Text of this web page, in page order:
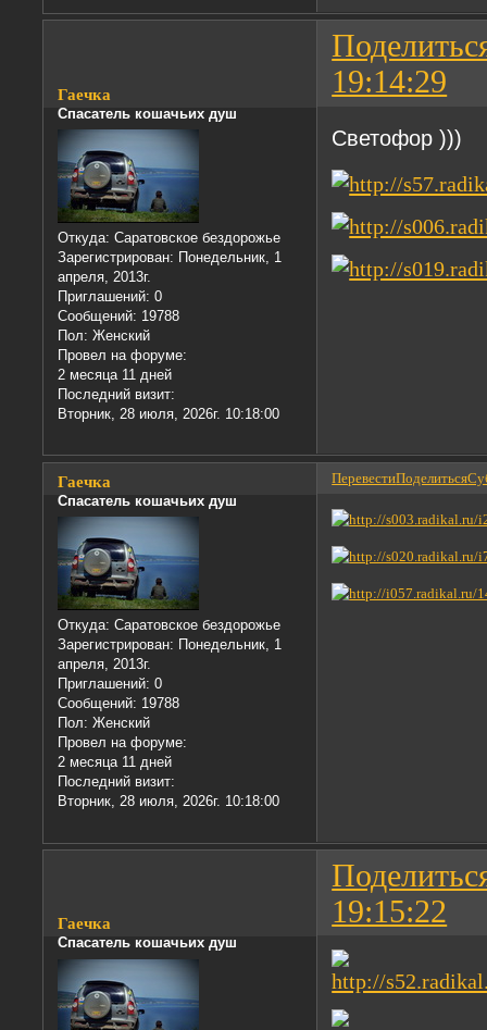
19:14:29
Гаечка
Спасатель кошачьих душ
Откуда: Саратовское бездорожье
Зарегистрирован: Понедельник, 1
апреля, 2013г.
Приглашений: 0
Сообщений: 19788
Пол: Женский
Провел на форуме:
2 месяца 11 дней
Последний визит:
Вторник, 28 июля, 2026г. 10:18:00
Светофор )))
ПеревестиПоделиться
Гаечка
Спасатель кошачьих душ
Откуда: Саратовское бездорожье
Зарегистрирован: Понедельник, 1
апреля, 2013г.
Приглашений: 0
Сообщений: 19788
Пол: Женский
Провел на форуме:
2 месяца 11 дней
Последний визит:
Вторник, 28 июля, 2026г. 10:18:00
19:15:22
Гаечка
Спасатель кошачьих душ